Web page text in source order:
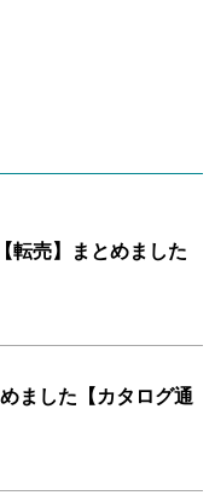
転売】まとめました
ました【カタログ通